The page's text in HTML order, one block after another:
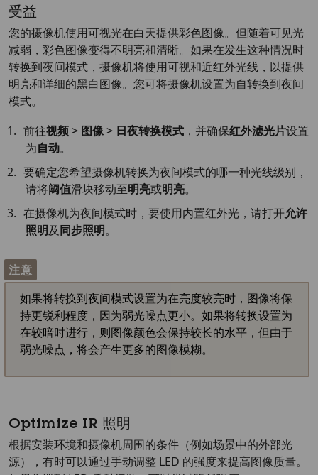
受益
您的摄像机使用可视光在白天提供彩色图像。但随着可见光
减弱，彩色图像变得不明亮和清晰。如果在发生这种情况时
转换到夜间模式，摄像机将使用可视和近红外光线，以提供
明亮和详细的黑白图像。您可将摄像机设置为自转换到夜间
模式。
前往视频 > 图像 > 日夜转换模式 ，并确保红外滤光片设置
为自动。
要确定您希望摄像机转换为夜间模式的哪一种光线级别，
请将阈值滑块移动至明亮或明亮。
在摄像机为夜间模式时，要使用内置红外光，请打开允许
照明及同步照明。
注意
如果将转换到夜间模式设置为在亮度较亮时，图像将保
持更锐利程度，因为弱光噪点更小。如果将转换设置为
在较暗时进行，则图像颜色会保持较长的水平，但由于
弱光噪点，将会产生更多的图像模糊。
Optimize IR 照明
根据安装环境和摄像机周围的条件（例如场景中的外部光
源），有时可以通过手动调整 LED 的强度来提高图像质量。